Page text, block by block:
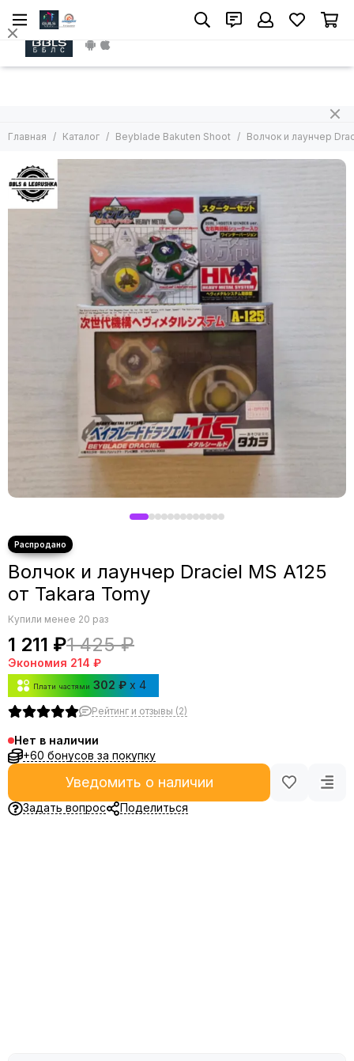
Главная Каталог Beyblade Bakuten Shoot Волчок и лаунчер
Волчок и лаунчер Draciel MS A125
от Takara Tomy
Купили менее 20 раз
1 211 ₽1 425 ₽
Экономия 214 ₽
Плати частями 302 ₽ x 4
Рейтинг и отзывы (2)
Нет в наличии
+60 бонусов за покупку
Уведомить о наличии
Задать вопрос Поделиться